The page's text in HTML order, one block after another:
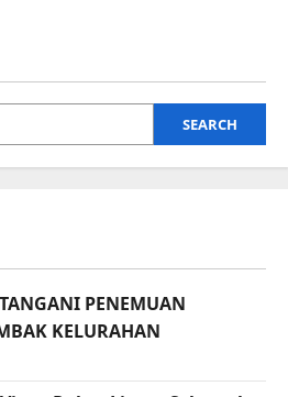
SEARCH
PENEMUAN
KELURAHAN